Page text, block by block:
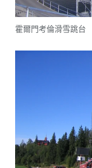
霍爾門考倫滑雪跳台